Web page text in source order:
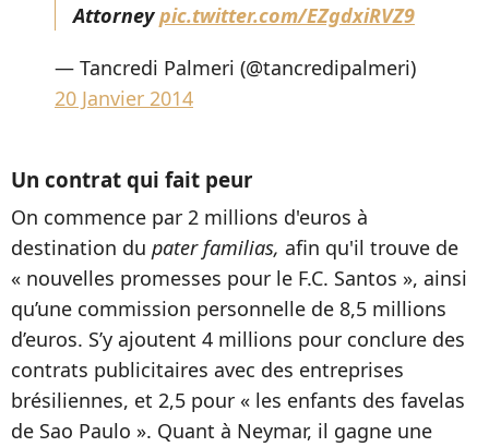
Attorneypic.twitter.com/EZgdxiRVZ9
— Tancredi Palmeri (@tancredipalmeri)
20 Janvier 2014
Un contrat qui fait peur
On commence par 2 millions d'euros à
destination du pater familias, afin qu'il trouve de
« nouvelles promesses pour le F.C. Santos », ainsi
qu’une commission personnelle de 8,5 millions
d’euros. S’y ajoutent 4 millions pour conclure des
contrats publicitaires avec des entreprises
brésiliennes, et 2,5 pour « les enfants des favelas
de Sao Paulo ». Quant à Neymar, il gagne une